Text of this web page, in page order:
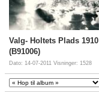
Valg- Holtets Plads 1910
(B91006)
Dato: 14-07-2011 Visninger: 1528